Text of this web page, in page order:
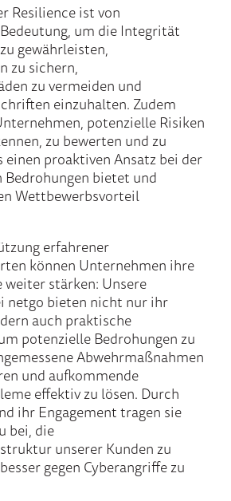
Resilience ist von
um die Integrität
gewährleisten,
zu sichern,
zu vermeiden und
einzuhalten. Zudem
potenzielle Risiken
zu bewerten und zu
proaktiven Ansatz bei der
Bedrohungen bietet und
Wettbewerbsvorteil
erfahrener
können Unternehmen ihre
weiter stärken: Unsere
netgo bieten nicht nur ihr
auch praktische
potenzielle Bedrohungen zu
Abwehrmaßnahmen
und aufkommende
effektiv zu lösen. Durch
ihr Engagement tragen sie
bei, die
unserer Kunden zu
gegen Cyberangriffe zu